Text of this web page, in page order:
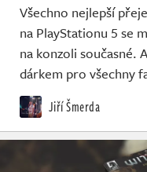
Všechno nejlepší
na PlayStationu 5 se
na konzoli současné.
dárkem pro všechny
Jiří Šmerda